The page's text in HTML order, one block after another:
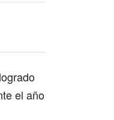
el año